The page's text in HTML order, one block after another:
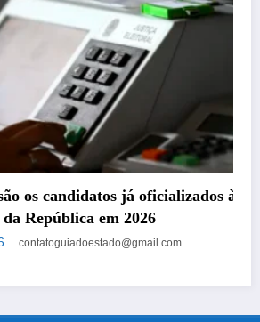
candidatos já oficializados à
em 2026